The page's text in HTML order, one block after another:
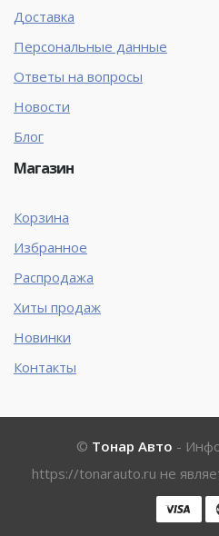
Доставка
Персональные данные
Ответы на вопросы
Новости
Блог
Магазин
Корзина
Избранное
Распродажа
Хиты продаж
Новинки
Контакты
© Тонар Авто -
https://tonarauto.ru не